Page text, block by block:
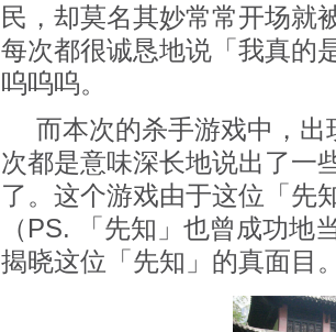
民，却莫名其妙常常开场就
每次都很诚恳地说「我真的
呜呜呜。
而本次的杀手游戏中，
次都是意味深长地说出了一
了。这个游戏由于这位「先
（PS. 「先知」也曾成功地
揭晓这位「先知」的真面目